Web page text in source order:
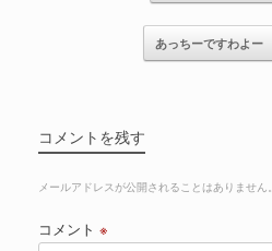
あっちーですわよー
コメントを残す
メールアドレスが公開されることはありません。
コメント ※